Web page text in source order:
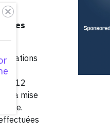
les
12
la mise